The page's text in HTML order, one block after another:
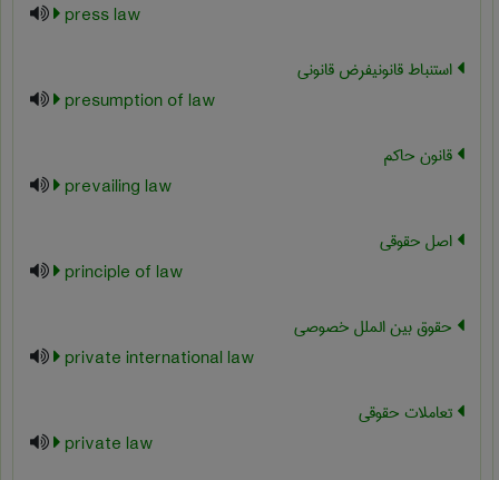
press law
استنباط قانونیفرض قانونی
presumption of law
قانون حاکم
prevailing law
اصل حقوقی
principle of law
حقوق بین الملل خصوصی
private international law
تعاملات حقوقی
private law